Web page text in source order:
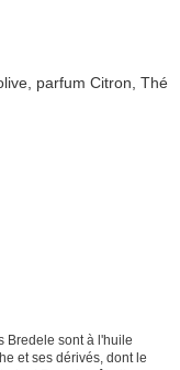
Bredele sont à l'huile
et ses dérivés, dont le